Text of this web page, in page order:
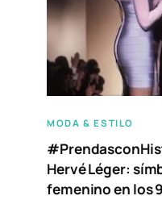
MODA & ESTILO
Hervé Léger:
femenino en los